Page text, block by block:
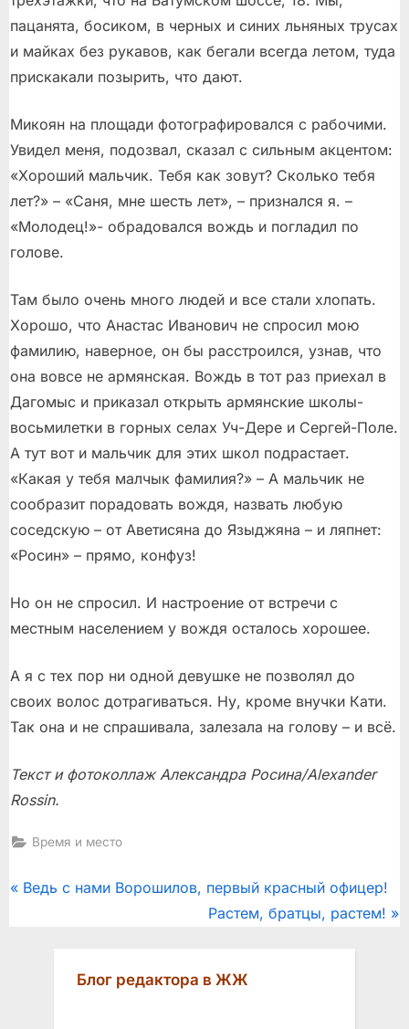
пацанята, босиком, в черных и синих льняных трусах
и майках без рукавов, как бегали всегда летом, туда
прискакали позырить, что дают.
Микоян на площади фотографировался с рабочими.
Увидел меня, подозвал, сказал с сильным акцентом:
«Хороший мальчик. Тебя как зовут? Сколько тебя
лет?» – «Саня, мне шесть лет», – признался я. –
«Молодец!»- обрадовался вождь и погладил по
голове.
Там было очень много людей и все стали хлопать.
Хорошо, что Анастас Иванович не спросил мою
фамилию, наверное, он бы расстроился, узнав, что
она вовсе не армянская. Вождь в тот раз приехал в
Дагомыс и приказал открыть армянские школы-
восьмилетки в горных селах Уч-Дере и Сергей-Поле.
А тут вот и мальчик для этих школ подрастает.
«Какая у тебя малчык фамилия?» – А мальчик не
сообразит порадовать вождя, назвать любую
соседскую – от Аветисяна до Языджяна – и ляпнет:
«Росин» – прямо, конфуз!
Но он не спросил. И настроение от встречи с
местным населением у вождя осталось хорошее.
А я с тех пор ни одной девушке не позволял до
своих волос дотрагиваться. Ну, кроме внучки Кати.
Так она и не спрашивала, залезала на голову – и всё.
Текст и фотоколлаж Александра Росина/Alexander
Rossin.
Время и место
Post
P
Ведь с нами Ворошилов, первый красный офицер!
N
t
Растем, братцы, растем!
Блог редактора в ЖЖ